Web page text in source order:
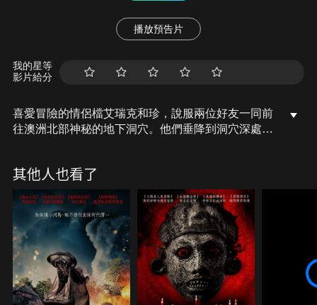
播放預告片
我的星等
影片給分
喜愛冒險的情侶檔艾瑞克和珍，說服兩位好友一同前
往澳洲北部神秘的地下洞穴。他們垂降到洞穴深處，
鱷。他們除了得躲避巨鱷的追擊，還得在滅頂之前逃
出洞穴，一場生死攸關的恐懼盛宴即將展開…
其他人也看了